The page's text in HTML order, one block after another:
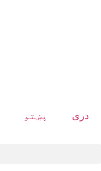
دری پښتو